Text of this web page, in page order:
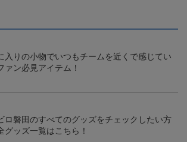
入りの小物でいつもチームを近くで感じてい
ァン必見アイテム！
ロ磐田のすべてのグッズをチェックしたい方
グッズ一覧はこちら！